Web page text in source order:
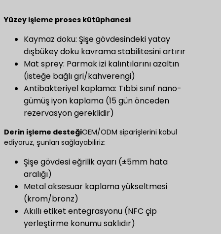
​Yüzey işleme proses kütüphanesi​
Kaymaz doku: Şişe gövdesindeki yatay
dışbükey doku kavrama stabilitesini artırır
Mat sprey: Parmak izi kalıntılarını azaltın
(isteğe bağlı gri/kahverengi)
Antibakteriyel kaplama: Tıbbi sınıf nano-
gümüş iyon kaplama (15 gün önceden
rezervasyon gereklidir)
Derin işleme desteğiOEM/ODM siparişlerini kabul
ediyoruz, şunları sağlayabiliriz:
Şişe gövdesi eğrilik ayarı (±5mm hata
aralığı)
Metal aksesuar kaplama yükseltmesi
(krom/bronz)
Akıllı etiket entegrasyonu (NFC çip
yerleştirme konumu saklıdır)